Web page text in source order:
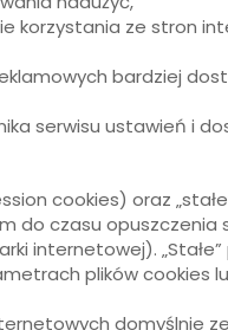
korzystania ze stron
bardziej
serwisu ustawień i
cookies) oraz
do czasu
internetowej).
plików cookies
domyślnie